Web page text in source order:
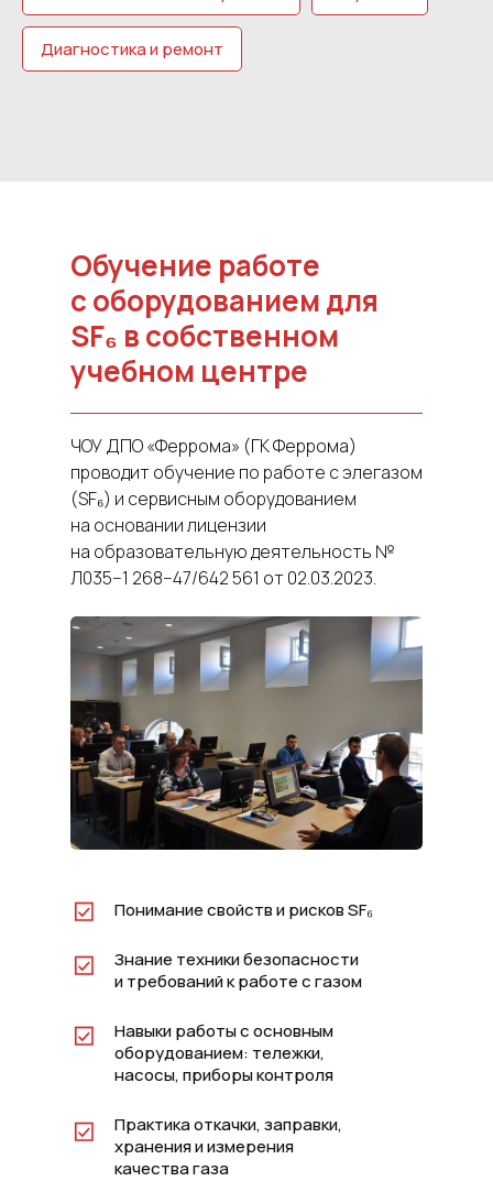
Диагностика и ремонт
Обучение работе
с оборудованием для
SF₆ в собственном
учебном центре
ЧОУ ДПО «Феррома» (ГК Феррома)
проводит обучение по работе с элегазом
(SF₆) и сервисным оборудованием
на основании лицензии
на образовательную деятельность №
Л035−1 268−47/642 561 от 02.03.2023.
Понимание свойств и рисков SF₆
Знание техники безопасности
и требований к работе с газом
Практика откачки, заправки,
хранения и измерения
качества газа
Навыки работы с основным
оборудованием: тележки,
насосы, приборы контроля